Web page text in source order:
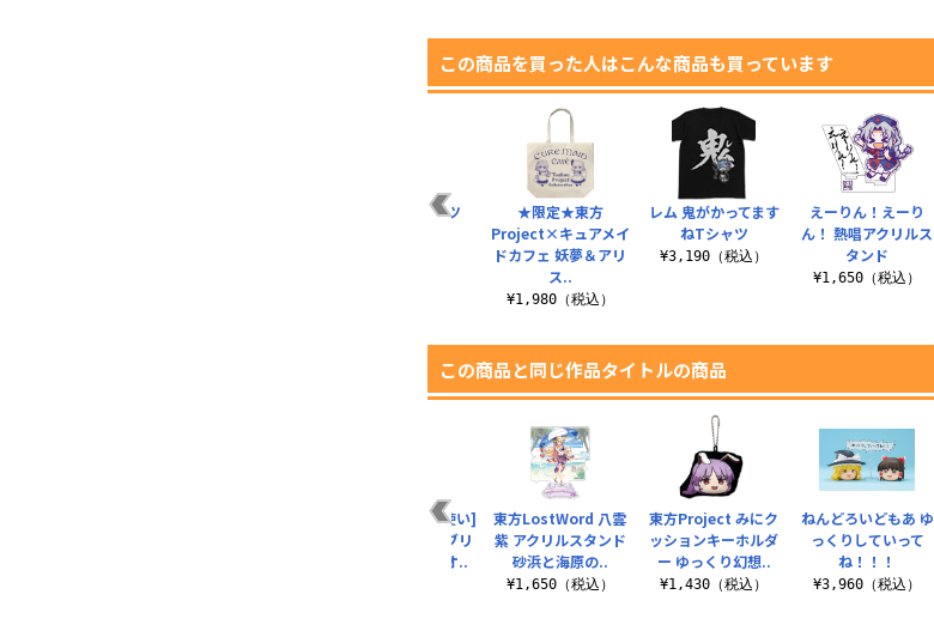
この商品を買った人はこんな商品も買っています
えーりん！えーり
ん！ 熱唱アクリルス
タンド
¥1,650（税込）
MADAO Tシャツ
★限定★東方
Project×キュアメイ
ドカフェ 妖夢＆アリ
ス..
¥1,980（税込）
レム 鬼がかってます
ねTシャツ
¥3,190（税込）
この商品と同じ作品タイトルの商品
ねんどろいどもあ ゆ
っくりしていって
ね！！！
¥3,960（税込）
[バカンスの魔法使い]
霧雨魔理沙 ハイブリ
ッドフェイスタオ..
東方LostWord 八雲
紫 アクリルスタンド
砂浜と海原の..
¥1,650（税込）
東方Project みにク
ッションキーホルダ
ー ゆっくり幻想..
¥1,430（税込）